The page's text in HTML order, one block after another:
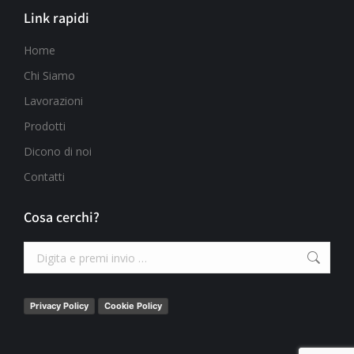
Link rapidi
Home
Chi Siamo
Lavorazioni
Prodotti
Dicono di noi
Contatti
Cosa cerchi?
Privacy Policy Cookie Policy